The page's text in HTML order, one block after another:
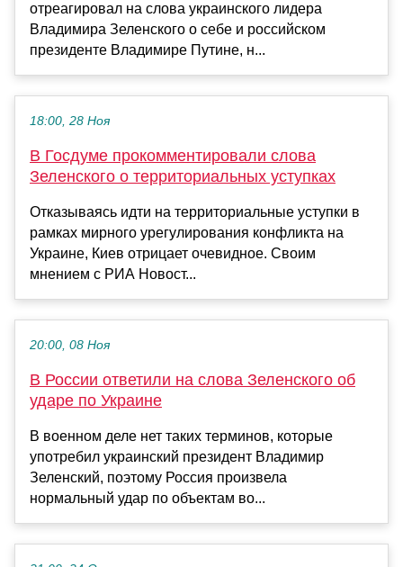
отреагировал на слова украинского лидера
Владимира Зеленского о себе и российском
президенте Владимире Путине, н...
18:00, 28 Ноя
В Госдуме прокомментировали слова
Зеленского о территориальных уступках
Отказываясь идти на территориальные уступки в
рамках мирного урегулирования конфликта на
Украине, Киев отрицает очевидное. Своим
мнением с РИА Новост...
20:00, 08 Ноя
В России ответили на слова Зеленского об
ударе по Украине
В военном деле нет таких терминов, которые
употребил украинский президент Владимир
Зеленский, поэтому Россия произвела
нормальный удар по объектам во...